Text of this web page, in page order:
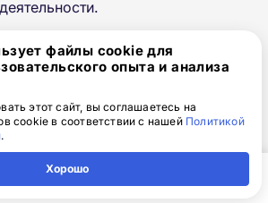
Академия готова взять
обучение, проверку,
и сопровождение. Мы
безопасные рабочие места и
охраны труда.
проверку знаний уже сегодня!
файлы cookie для
опыта и анализа
этот сайт, вы соглашаетесь на
cookie в соответствии с нашей Политикой
.
Хорошо